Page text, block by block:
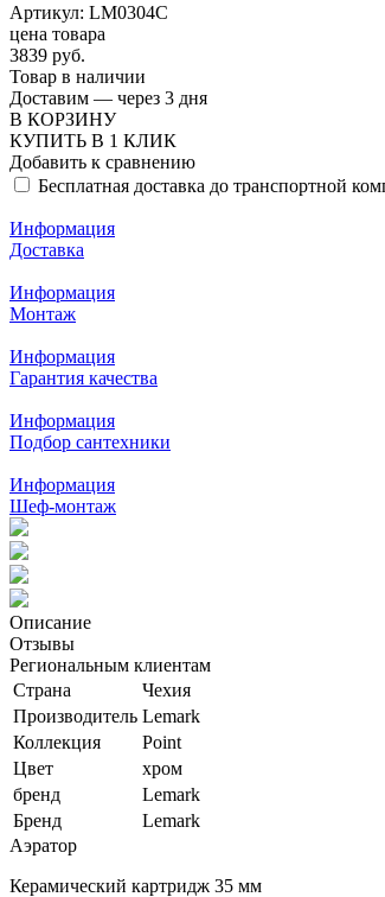
Артикул: LM0304C
цена товара
3839 руб.
Товар в наличии
Доставим — через 3 дня
В КОРЗИНУ
КУПИТЬ В 1 КЛИК
Добавить к сравнению
Бесплатная доставка до транспортной
Информация
Доставка
Информация
Монтаж
Информация
Гарантия качества
Информация
Подбор сантехники
Информация
Шеф-монтаж
Описание
Отзывы
Региональным клиентам
Страна
Чехия
Производитель Lemark
Коллекция
Point
Цвет
хром
бренд
Lemark
Бренд
Lemark
Аэратор
Керамический картридж 35 мм